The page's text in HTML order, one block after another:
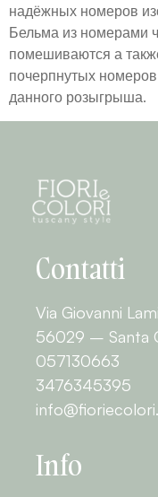
надёжных номеров
Бельма из номерами
помешиваются а
почерпнутых
данного розыгрыша.
Contatti
Via Giovanni
56029 – Santa
057130663
3476345395
Info